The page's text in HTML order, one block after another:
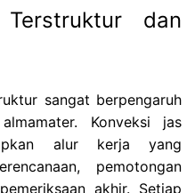
dan
sangat berpengaruh
Konveksi jas
alur kerja yang
pemotongan
akhir. Setiap